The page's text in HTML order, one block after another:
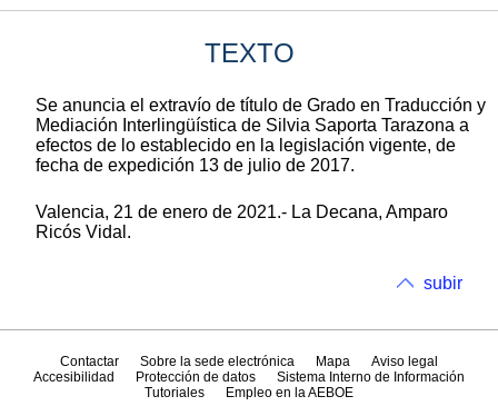
TEXTO
Se anuncia el extravío de título de Grado en Traducción y
Mediación Interlingüística de Silvia Saporta Tarazona a
efectos de lo establecido en la legislación vigente, de
fecha de expedición 13 de julio de 2017.
Valencia, 21 de enero de 2021.- La Decana, Amparo
Ricós Vidal.
subir
Contactar Sobre la sede electrónica Mapa
Aviso legal
Accesibilidad
Protección de datos
Sistema Interno de Información
Tutoriales
Empleo en la AEBOE